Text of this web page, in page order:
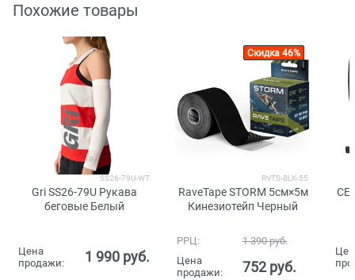
Похожие товары
SS26-79U-WT
Gri SS26-79U Рукава
беговые Белый
Цена
продажи:
1 990 руб.
Скидка 46%
RVTS-BLK-55
RaveTape STORM 5см×5м
Кинезиотейп Черный
РРЦ: 1 390 руб.
Цена
продажи:
752 руб.